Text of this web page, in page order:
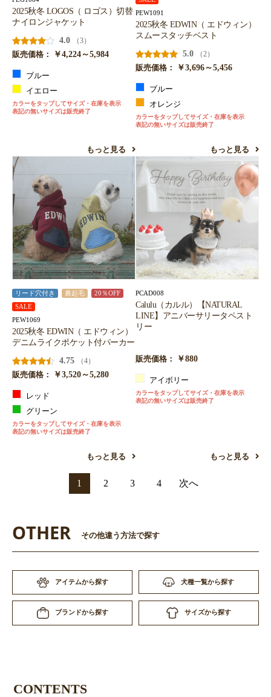
2025秋冬 LOGOS（ ロゴス）切替
ナイロンジャケット
4.0
（3）
販売価格：
￥4,224～5,984
ブルー
イエロー
カラーをタップしてサイズ・在庫を表示
表記の無いサイズは販売終了
もっと見る
PEW1091
2025秋冬 EDWIN（ エドウィン）
スムースタッチベスト
5.0
（2）
販売価格：
￥3,696～5,456
ブルー
オレンジ
カラーをタップしてサイズ・在庫を表示
表記の無いサイズは販売終了
もっと見る
リード穴付き 裏起毛
20％OFF
SALE
PEW1069
2025秋冬 EDWIN（ エドウィン）
デニムライクポケット付パーカー
4.75
（4）
販売価格：
￥3,520～5,280
レッド
グリーン
カラーをタップしてサイズ・在庫を表示
表記の無いサイズは販売終了
もっと見る
PCAD008
Calulu（カルル）【NATURAL
LINE】アニバーサリータペスト
リー
販売価格： ￥880
アイボリー
カラーをタップしてサイズ・在庫を表示
表記の無いサイズは販売終了
もっと見る
1 2 3 4 次へ
OTHER その他違う方法で探す
アイテムから探す 犬種一覧から探す
ブランドから探す サイズから探す
CONTENTS